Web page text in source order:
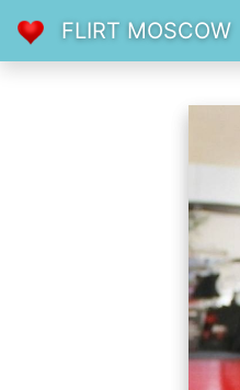
FLIRT MOSCOW